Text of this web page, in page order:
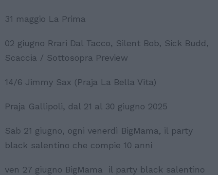
31 maggio La Prima
02 giugno Rrari Dal Tacco, Silent Bob, Sick Budd,
Scaccia / Sottosopra Preview
14/6 Jimmy Sax (Praja La Bella Vita)
Praja Gallipoli, dal 21 al 30 giugno 2025
Sab 21 giugno, ogni venerdì BigMama, il party
black salentino che compie 10 anni
ven 27 giugno BigMama il party black salentino